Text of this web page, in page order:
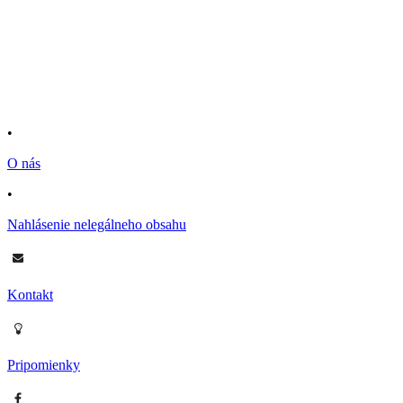
•
O nás
•
Nahlásenie nelegálneho obsahu
Kontakt
Pripomienky